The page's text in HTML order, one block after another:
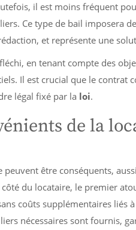
il est moins fréquent
Ce type de bail imposera
et représente une
en tenant compte des
Il est crucial que le contrat
légal fixé par la loi.
de la
peuvent être conséquents,
du locataire, le premier
coûts supplémentaires liés à
nécessaires sont fournis,